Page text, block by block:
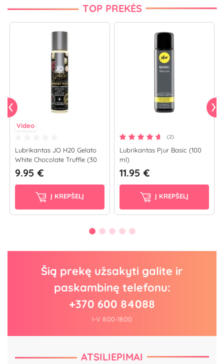
TOP PREKĖS
Video
Lubrikantas JO H20 Gelato
White Chocolate Truffle (30
ml)
9.95 €
Į KREPŠELĮ
(2)
Lubrikantas Pjur Basic (100
ml)
11.95 €
Į KREPŠELĮ
Šią prekę užsakyti galite ir
paskambinę telefonu:
+370 600 84088
I-V 8:00-18:00
ATSILIEPIMAI